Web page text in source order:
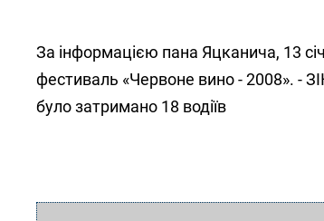
За інформацією пана Яцканича, 13
фестиваль «Червоне вино - 2008». -
було затримано 18 водіїв